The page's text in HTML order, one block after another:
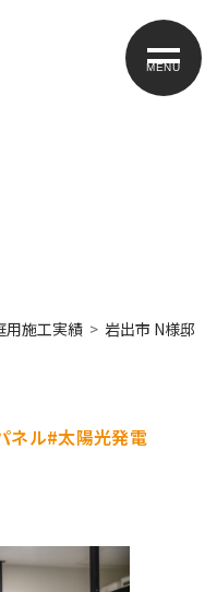
MENU
用施工実績 岩出市 N様邸
ネル#太陽光発電